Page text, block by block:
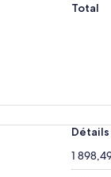
Total
1